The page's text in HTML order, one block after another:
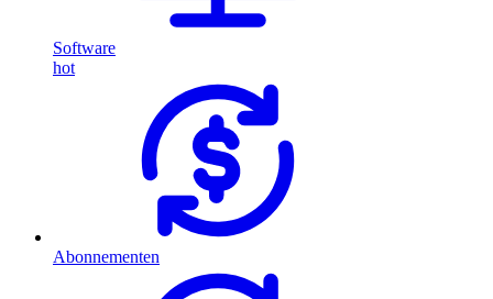
Software
hot
Abonnementen